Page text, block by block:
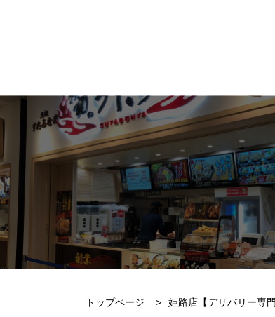
トップページ > 姫路店【デリバリー専門